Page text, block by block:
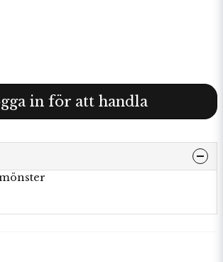
in för att handla